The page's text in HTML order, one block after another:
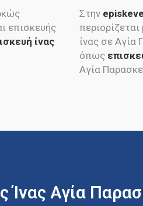
επισκευής
ίνας
Στην
ίνας σε Αγία
όπως
Αγία
Ίνας Αγία